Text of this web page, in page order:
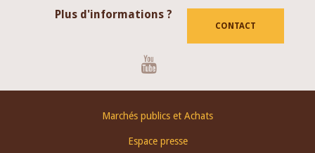
Plus d'informations ?
CONTACT
Marchés publics et Achats
Espace presse